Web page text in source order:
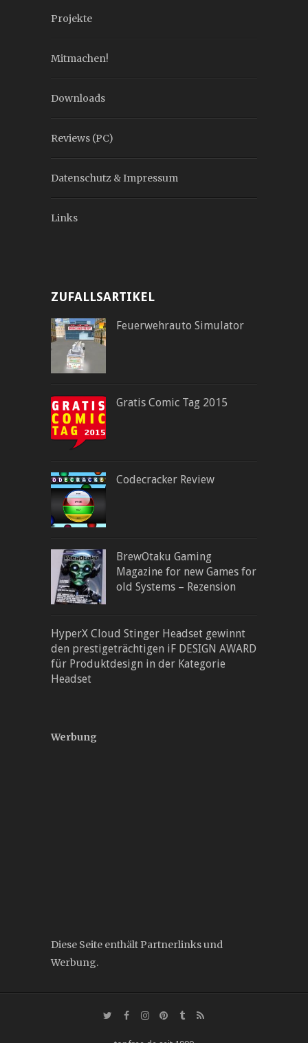
Projekte
Mitmachen!
Downloads
Reviews (PC)
Datenschutz & Impressum
Links
ZUFALLSARTIKEL
Feuerwehrauto Simulator
Gratis Comic Tag 2015
Codecracker Review
BrewOtaku Gaming
Magazine for new Games for
old Systems – Rezension
HyperX Cloud Stinger Headset gewinnt
den prestigeträchtigen iF DESIGN AWARD
für Produktdesign in der Kategorie
Headset
Werbung
Diese Seite enthält Partnerlinks und
Werbung.